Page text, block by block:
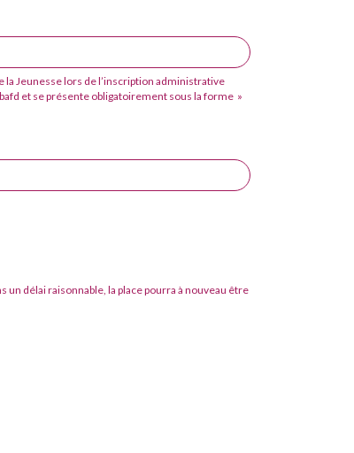
la Jeunesse lors de l’inscription administrative
et se présente obligatoirement sous la forme »
un délai raisonnable, la place pourra à nouveau être